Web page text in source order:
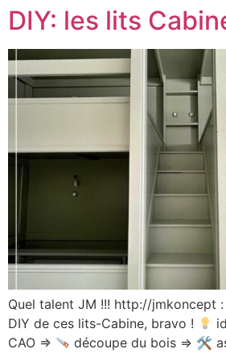
DIY: les lits
Quel talent JM !!! http://jmkoncept
DIY de ces lits-Cabine, bravo !
CAO =>
découpe du bois => 🛠